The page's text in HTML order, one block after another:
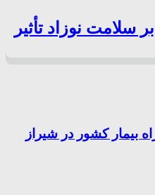
سلامت نوزاد تأثیر
بیمار کشور در شیراز